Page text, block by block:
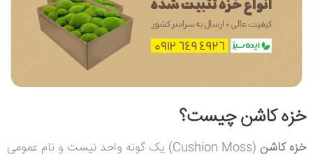
خزه کاشن چیست؟
خزه کاشن (
Cushion Moss) یک گونه واحد نیست و نام عمومی